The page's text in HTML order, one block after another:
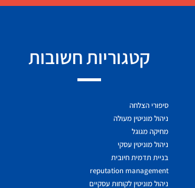
קטגוריות חשובות
סיפורי הצלחה
ניהול מוניטין מעולה
מחיקה מגוגל
ניהול מוניטין עסקי
בניית תדמית חיובית
reputation management
ניהול מוניטין לקוחות עסקיים